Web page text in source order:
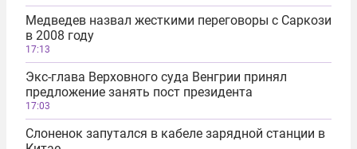
Медведев назвал жесткими переговоры с Саркози
в 2008 году
17:13
Экс-глава Верховного суда Венгрии принял
предложение занять пост президента
17:03
Слоненок запутался в кабеле зарядной станции в